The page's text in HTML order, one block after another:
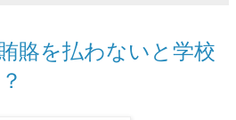
賂を払わないと学校